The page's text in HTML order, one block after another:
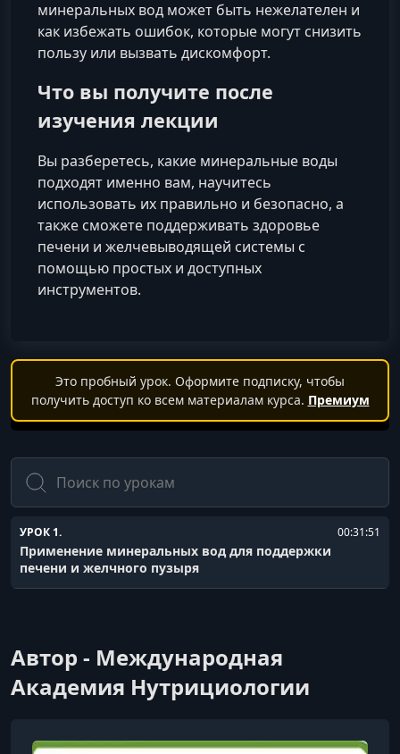
минеральных вод может быть нежелателен и
как избежать ошибок, которые могут снизить
пользу или вызвать дискомфорт.
Что вы получите после
изучения лекции
Вы разберетесь, какие минеральные воды
подходят именно вам, научитесь
использовать их правильно и безопасно, а
также сможете поддерживать здоровье
печени и желчевыводящей системы с
помощью простых и доступных
инструментов.
Это пробный урок. Оформите подписку, чтобы
получить доступ ко всем материалам курса. Премиум
Поиск
УРОК 1. 00:31:51
Применение минеральных вод для поддержки
печени и желчного пузыря
Автор - Международная
Академия Нутрициологии